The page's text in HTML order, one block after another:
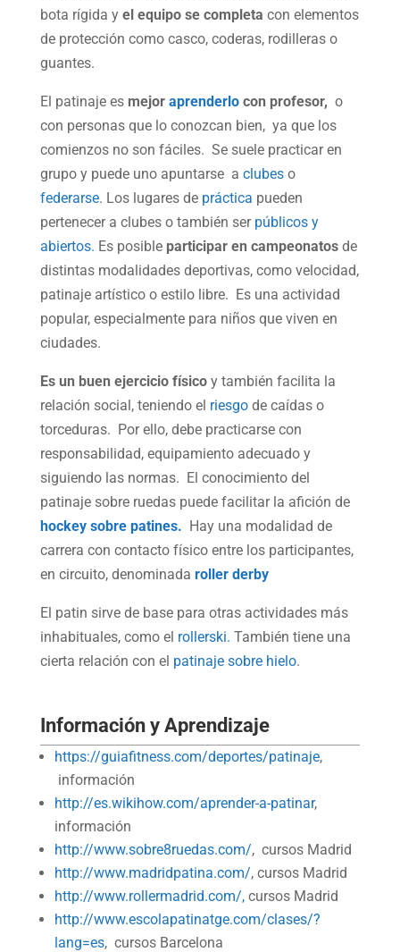
bota rígida y el equipo se completa con elementos
de protección como casco, coderas, rodilleras o
guantes.
El patinaje es mejor aprenderlocon profesor, o
con personas que lo conozcan bien, ya que los
comienzos no son fáciles. Se suele practicar en
grupo y puede uno apuntarse a clubeso
federarse. Los lugares de práctica pueden
pertenecer a clubes o también ser públicos y
abiertos. Es posible participar en campeonatosde
distintas modalidades deportivas, como velocidad,
patinaje artístico o estilo libre. Es una actividad
popular, especialmente para niños que viven en
ciudades.
Es un buen ejercicio físico y también facilita la
relación social, teniendo el riesgode caídas o
torceduras. Por ello, debe practicarse con
responsabilidad, equipamiento adecuado y
siguiendo las normas. El conocimiento del
patinaje sobre ruedas puede facilitar la afición de
hockey sobre patines. Hay una modalidad de
carrera con contacto físico entre los participantes,
en circuito, denominada roller derby
El patin sirve de base para otras actividades más
inhabituales, como el rollerski. También tiene una
cierta relación con el patinaje sobre hielo.
Información y Aprendizaje
https://guiafitness.com/deportes/patinaje,
información
http://es.wikihow.com/aprender-a-patinar,
información
http://www.sobre8ruedas.com/, cursos Madrid
http://www.madridpatina.com/, cursos Madrid
http://www.rollermadrid.com/,cursos Madrid
http://www.escolapatinatge.com/clases/?
lang=es, cursos Barcelona